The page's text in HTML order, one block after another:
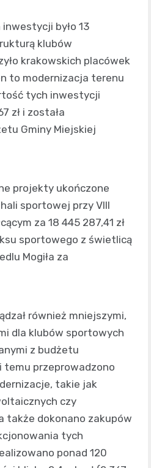
było 13
klubów
krakowskich placówek
to modernizacja terenu
tych inwestycji
zł i została
Gminy Miejskiej
projekty ukończone
sportowej przy VIII
za 18 445 287,41 zł
sportowego z świetlicą
Mogiła za
również mniejszymi,
dla klubów sportowych
z budżetu
temu przeprowadzono
takie jak
czy
także dokonano zakupów
tych
ponad 120